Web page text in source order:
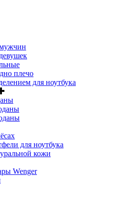
плечо
для ноутбука
для ноутбука
кожи
Wenger